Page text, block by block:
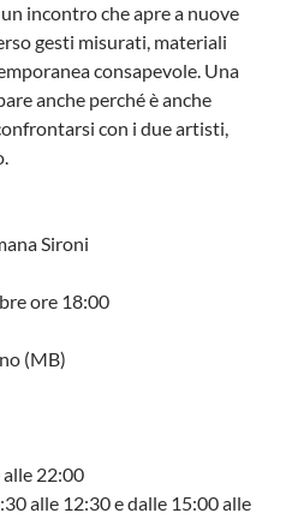
incontro che apre a nuove
gesti misurati, materiali
consapevole. Una
anche perché è anche
con i due artisti,
Sironi
ore 18:00
(MB)
22:00
alle 12:30 e dalle 15:00 alle